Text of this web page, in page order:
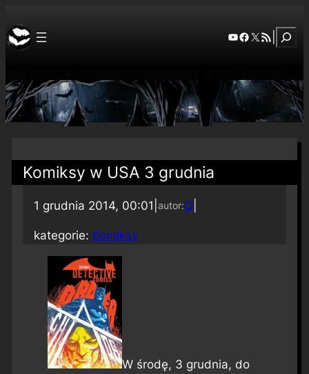
YouTube
Facebook
X RSS Feed
Komiksy w USA 3 grudnia
1 grudnia 2014, 00:01 autor:Q
kategorie: Komiksy
W środę, 3 grudnia, do